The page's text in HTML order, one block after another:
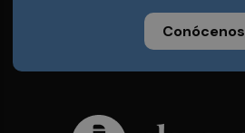
Conócenos